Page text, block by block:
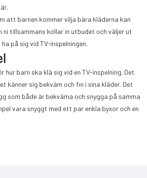
att barnen kommer vilja bära kläderna kan
ni tillsammans kollar in utbudet och väljer ut
på sig vid TV-inspelningen.
hur barn ska klä sig vid en TV-inspelning. Det
känner sig bekväm och fin i sina kläder. Det
som både är bekväma och snygga på samma
vara snyggt med ett par enkla byxor och en